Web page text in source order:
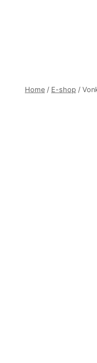
Home / E-shop /